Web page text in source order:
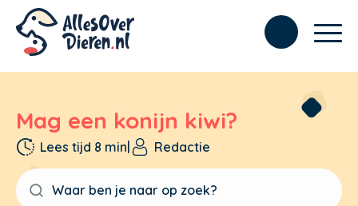
Mag een konijn kiwi?
Lees tijd 8 min| Redactie